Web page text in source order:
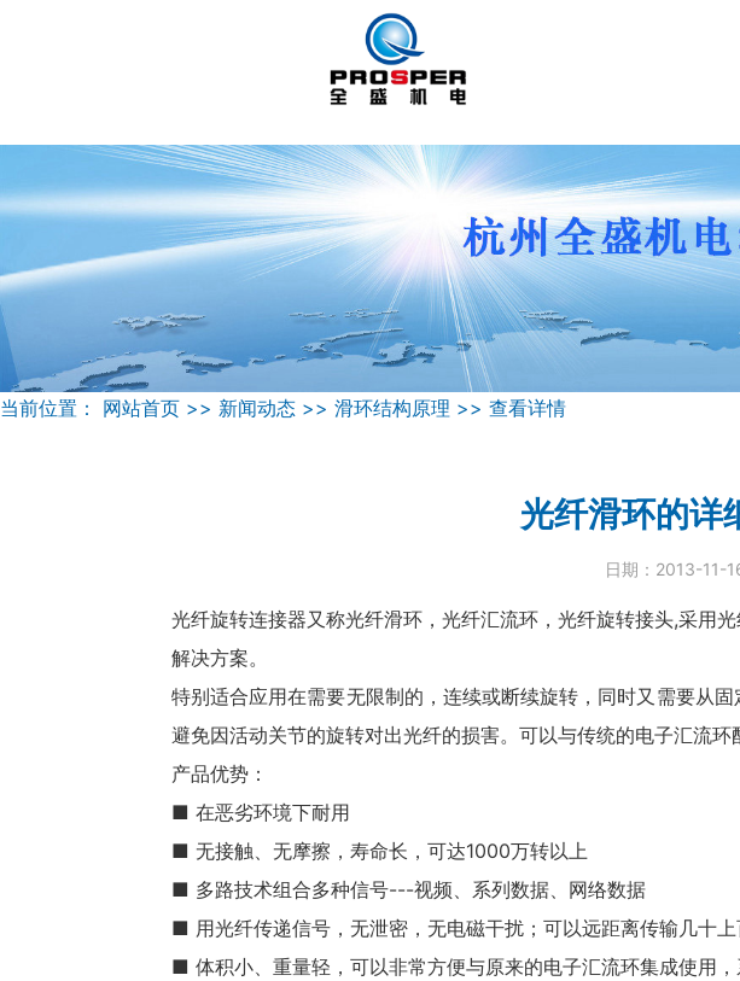
当前位置： 网站首页 >> 新闻动态 >> 滑环结构原理 >> 查看详情
光纤滑环的详
日期： 2013-11-
光纤旋转连接器又称光纤滑环 ，光纤汇流环，光纤旋转接头,采用
解决方案。
特别适合应用在需要无限制的，连续或断续旋转，同时又需要从
避免因活动关节的旋转对出光纤的损害。可以与传统的电子汇流
产品优势：
■ 在恶劣环境下耐用
■ 无接触、无摩擦，寿命长，可达1000万转以上
■ 多路技术组合多种信号---视频、系列数据、网络数据
■ 用光纤传递信号，无泄密，无电磁干扰；可以远距离传输几十
■ 体积小、重量轻，可以非常方便与原来的电子汇流环集成使用